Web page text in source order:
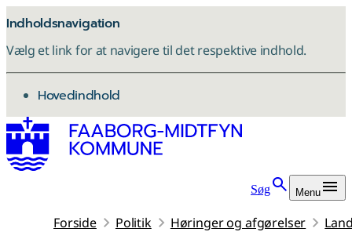
Indholdsnavigation
Vælg et link for at navigere til det respektive indhold.
gå til
Hovedindhold
Søg Menu
Forside Politik Høringer og afgørelser